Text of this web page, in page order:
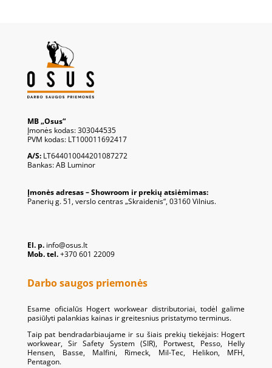
MB „Osus“
Įmonės kodas: 303044535
PVM kodas: LT100011692417
A/S:LT644010044201087272
Bankas: AB Luminor
Įmonės adresas – Showroom ir prekių atsiėmimas:
Panerių g. 51, verslo centras „Skraidenis“, 03160 Vilnius.
El. p.info@osus.lt
Mob. tel.+370 601 22009
Darbo saugos priemonės
Esame oficialūs Hogert workwear distributoriai, todėl galime
pasiūlyti palankias kainas ir greitesnius pristatymo terminus.
Taip pat bendradarbiaujame ir su šiais prekių tiekėjais: Hogert
workwear, Sir Safety System (SIR), Portwest, Pesso, Helly
Hensen, Basse, Malfini, Rimeck, Mil-Tec, Helikon, MFH,
Pentagon.